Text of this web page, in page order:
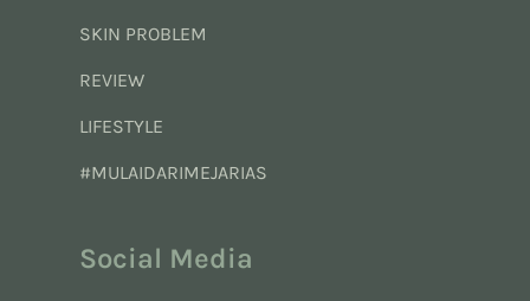
SKIN PROBLEM
REVIEW
LIFESTYLE
#MULAIDARIMEJARIAS
Social Media